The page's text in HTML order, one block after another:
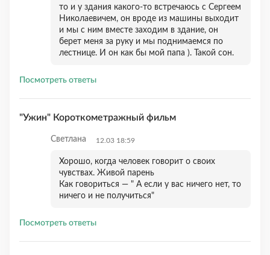
то и у здания какого-то встречаюсь с Сергеем
Николаевичем, он вроде из машины выходит
и мы с ним вместе заходим в здание, он
берет меня за руку и мы поднимаемся по
лестнице. И он как бы мой папа ). Такой сон.
Посмотреть ответы
"Ужин" Короткометражный фильм
Светлана 12.03 18:59
Хорошо, когда человек говорит о своих
чувствах. Живой парень
Как говориться — " А если у вас ничего нет, то
ничего и не получиться"
Посмотреть ответы